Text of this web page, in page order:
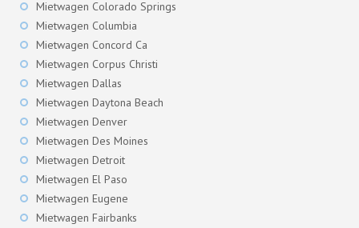
Mietwagen Colorado Springs
Mietwagen Columbia
Mietwagen Concord Ca
Mietwagen Corpus Christi
Mietwagen Dallas
Mietwagen Daytona Beach
Mietwagen Denver
Mietwagen Des Moines
Mietwagen Detroit
Mietwagen El Paso
Mietwagen Eugene
Mietwagen Fairbanks